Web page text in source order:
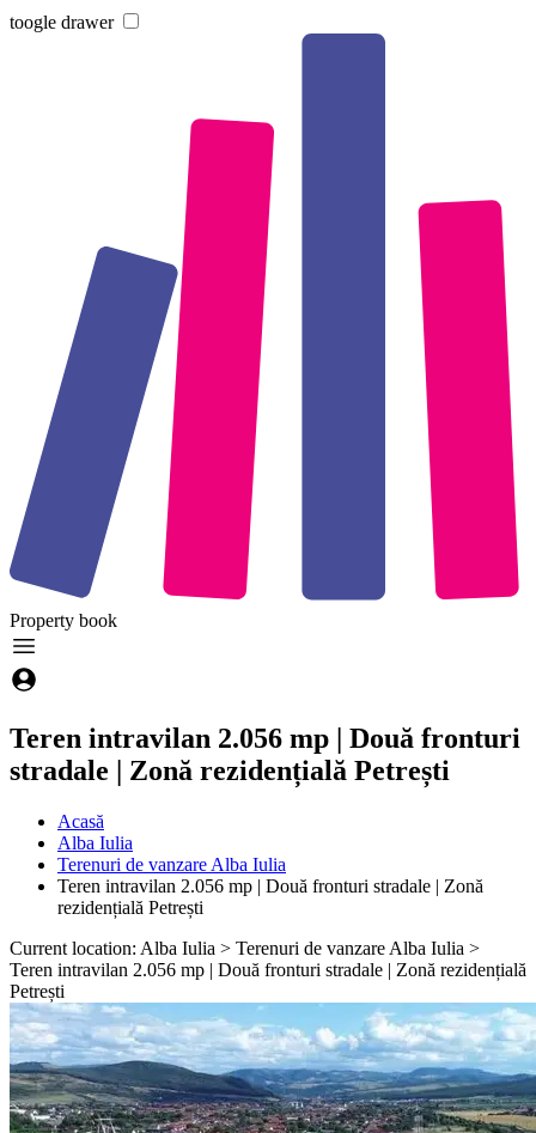
toogle drawer
Property book
Teren intravilan 2.056 mp | Două fronturi
stradale | Zonă rezidențială Petrești
Acasă
Alba Iulia
Terenuri de vanzare Alba Iulia
Teren intravilan 2.056 mp | Două fronturi stradale | Zonă
rezidențială Petrești
Current location: Alba Iulia > Terenuri de vanzare Alba Iulia >
Teren intravilan 2.056 mp | Două fronturi stradale | Zonă rezidențială
Petrești